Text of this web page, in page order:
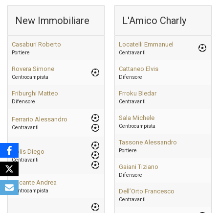
New Immobiliare
Casaburi Roberto
Portiere
Rovera Simone
Centrocampista
Friburghi Matteo
Difensore
Ferrario Alessandro
Centravanti
Bolis Diego
Centravanti
Vacante Andrea
Centrocampista
L'Amico Charly
Locatelli Emmanuel
Centravanti
Cattaneo Elvis
Difensore
Frroku Bledar
Centravanti
Sala Michele
Centrocampista
Tassone Alessandro
Portiere
Gaiani Tiziano
Difensore
Dell’Orto Francesco
Centravanti